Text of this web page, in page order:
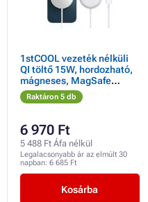
1stCOOL vezeték nélküli
QI töltő 15W, hordozható,
mágneses, MagSafe
kompatibilis, fehér
színben
Raktáron 5 db
6 970 Ft
5 488 Ft Áfa nélkül
Legalacsonyabb ár az elmúlt 30
napban: 6 685 Ft
Kosárba